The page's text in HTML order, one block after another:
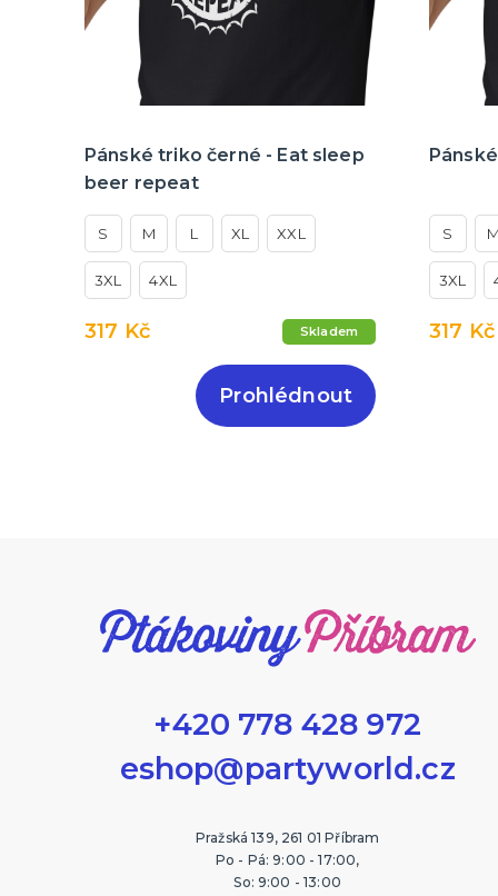
Pánské triko černé - Eat sleep
beer repeat
S M L XL XXL
3XL 4XL
317 Kč Skladem
Prohlédnout
S M
3XL
317 Kč
+420 778 428 972
eshop@partyworld.cz
Pražská 139, 261 01 Příbram
Po - Pá: 9:00 - 17:00,
So: 9:00 - 13:00